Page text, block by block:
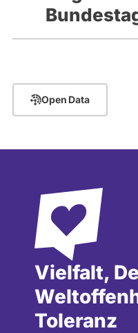
Open Data
Vielfalt,
Toleranz